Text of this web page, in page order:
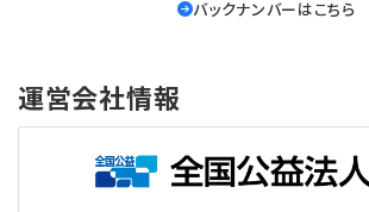
バックナンバーはこちら
運営会社情報